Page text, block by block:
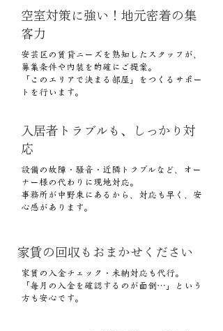
空室対策に強い！地元密着の集
客力
安芸区の賃貸ニーズを熟知したスタッフが、
募集条件や内装を的確にご提案。
「このエリアで決まる部屋」をつくるサポー
トを行います。
入居者トラブルも、しっかり対
応
設備の故障・騒音・近隣トラブルなど、オー
ナー様の代わりに現地対応。
事務所が中野東にあるから、対応も早く、安
心感があります。
家賃の回収もおまかせください
家賃の入金チェック・未納対応も代行。
「毎月の入金を確認するのが面倒…」という
方も安心です。